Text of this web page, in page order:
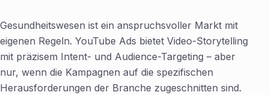
Gesundheitswesen ist ein anspruchsvoller Markt mit
eigenen Regeln. YouTube Ads bietet Video-Storytelling
mit präzisem Intent- und Audience-Targeting – aber
nur, wenn die Kampagnen auf die spezifischen
Herausforderungen der Branche zugeschnitten sind.